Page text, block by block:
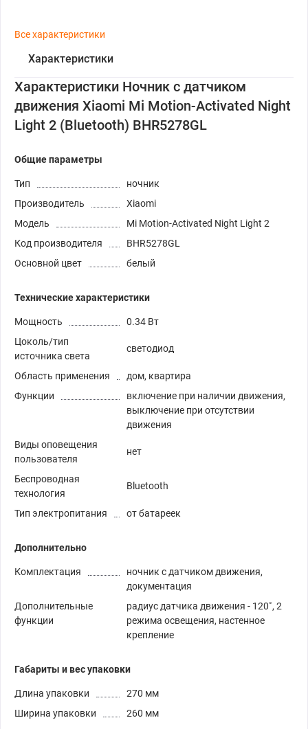
Все характеристики
Характеристики
Характеристики Ночник с датчиком
движения Xiaomi Mi Motion-Activated Night
Light 2 (Bluetooth) BHR5278GL
Общие параметры
Тип
ночник
Производитель
Xiaomi
Модель
Mi Motion-Activated Night Light 2
Код производителя
BHR5278GL
Основной цвет
белый
Технические характеристики
Мощность
0.34 Вт
Цоколь/тип
источника света
светодиод
Область применения
дом, квартира
Функции
включение при наличии движения,
выключение при отсутствии
движения
Виды оповещения
пользователя
нет
Беспроводная
технология
Bluetooth
Тип электропитания от батареек
Дополнительно
Комплектация
ночник с датчиком движения,
документация
Дополнительные
функции
радиус датчика движения - 120˚, 2
режима освещения, настенное
крепление
Габариты и вес упаковки
Длина упаковки
270 мм
Ширина упаковки
260 мм